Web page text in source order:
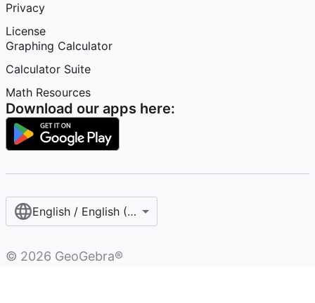
Privacy
License
Graphing Calculator
Calculator Suite
Math Resources
Download our apps here:
English / English (United States)
© 2026 GeoGebra®